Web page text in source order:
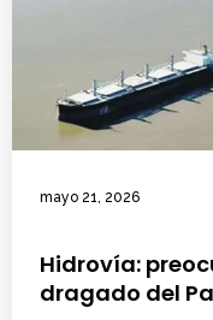
mayo 21, 2026
Hidrovía:
dragado del